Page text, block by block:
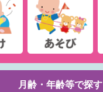
月齢・年齢等で探す